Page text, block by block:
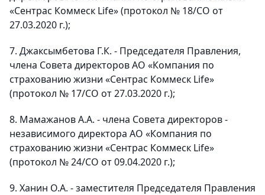
«Сентрас Коммеск Life» (протокол № 18/СО от
27.03.2020 г.);
7. Джаксымбетова Г.К. - Председателя Правления,
члена Совета директоров АО «Компания по
страхованию жизни «Сентрас Коммеск Life»
(протокол № 17/СО от 27.03.2020 г.);
8. Мамажанов А.А. - члена Совета директоров -
независимого директора АО «Компания по
страхованию жизни «Сентрас Коммеск Life»
(протокол № 24/СО от 09.04.2020 г.);
9. Ханин О.А. - заместителя Председателя Правления